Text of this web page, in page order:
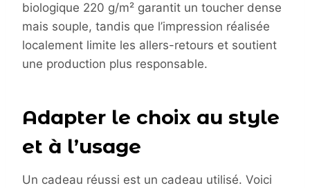
biologique 220 g/m² garantit un toucher dense
mais souple, tandis que l’impression réalisée
localement limite les allers-retours et soutient
une production plus responsable.
Adapter le choix au style
et à l’usage
Un cadeau réussi est un cadeau utilisé. Voici